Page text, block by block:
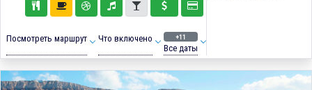
Посмотреть маршрут Что включено +11
Все даты